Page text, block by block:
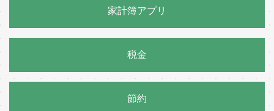
家計簿アプリ
税金
節約